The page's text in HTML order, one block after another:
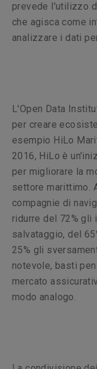
prevede l'utilizzo
che agisca come
analizzare i dati
L'Open Data
per creare
esempio HiLo
2016, HiLo è
per migliorare la
settore marittimo.
compagnie di
ridurre del 72%
salvataggio, del
25% gli
notevole, basti
mercato
modo analogo.